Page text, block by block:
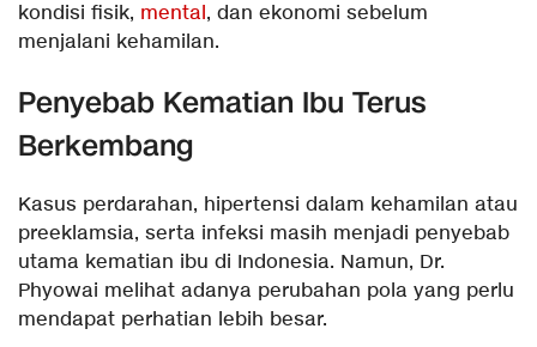
kondisi fisik, mental, dan ekonomi sebelum
menjalani kehamilan.
Penyebab Kematian Ibu Terus
Berkembang
Kasus perdarahan, hipertensi dalam kehamilan atau
preeklamsia, serta infeksi masih menjadi penyebab
utama kematian ibu di Indonesia. Namun, Dr.
Phyowai melihat adanya perubahan pola yang perlu
mendapat perhatian lebih besar.